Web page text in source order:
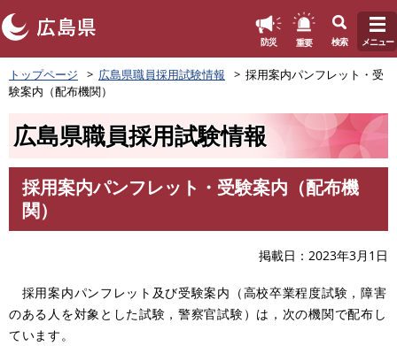
ペ
ー
ジ
防災 重要 検索 メニュー
トップページ 広島県職員採用試験情報
採用案内パンフレット・受
験案内（配布機関）
広島県職員採用試験情報
採用案内パンフレット・受験案内（配布機
関）
掲載日 2023年3月1日
採用案内パンフレット及び受験案内（高校卒業程度試験，障害
のある人を対象とした試験，警察官試験）は，次の機関で配布し
ています。